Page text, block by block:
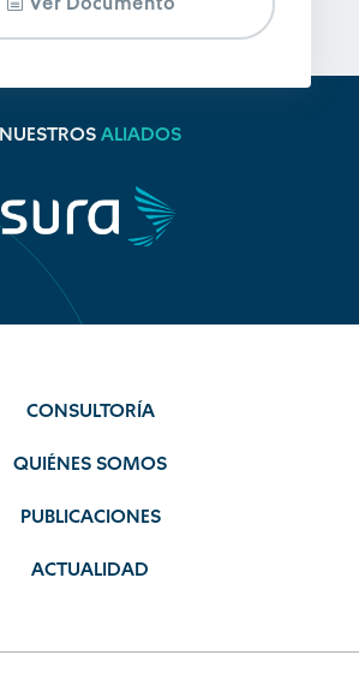
Ver Documento
NUESTROS ALIADOS
CONSULTORÍA
QUIÉNES SOMOS
PUBLICACIONES
ACTUALIDAD